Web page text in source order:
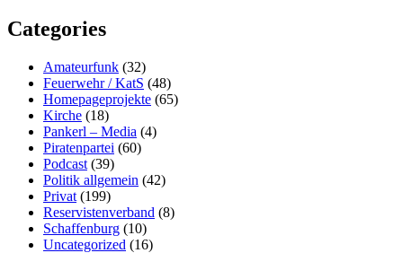
Categories
Amateurfunk (32)
Feuerwehr / KatS (48)
Homepageprojekte (65)
Kirche (18)
Pankerl – Media (4)
Piratenpartei (60)
Podcast (39)
Politik allgemein (42)
Privat (199)
Reservistenverband (8)
Schaffenburg (10)
Uncategorized (16)